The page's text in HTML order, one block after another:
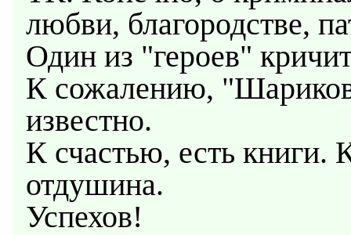
любви, благородстве,
Один из "героев"
К сожалению,
известно.
К счастью, есть книги.
отдушина.
Успехов!